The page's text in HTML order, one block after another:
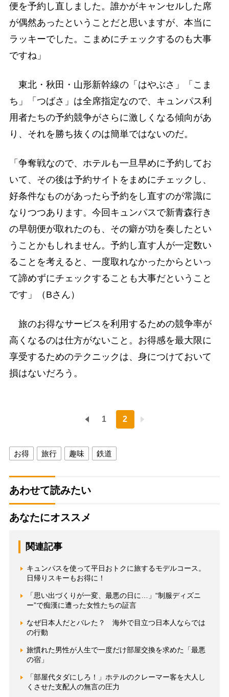
便を予約し直しました。誰かがキャンセルした席
が偶然あったということだと思いますが、本当に
ラッキーでした。こまめにチェックするのも大事
ですね」
東北・秋田・山形新幹線の「はやぶさ」「こま
ち」「つばさ」は全席指定なので、キュンパス利
用者たちの予約競争がさらに激しくなる傾向があ
り、それを勝ち抜くのは簡単ではないのだ。
「争奪戦なので、ホテルも一旦早めに予約してお
いて、その後は予約サイトをまめにチェックし、
好条件なものがあったら予約をし直すのが常識に
なりつつあります。今回キュンパスで新青森行き
の早朝便が取れたのも、その癖が功を奏したとい
うことかもしれません。予約し直す人が一定数い
ることを考えると、一度取れなかったからといっ
て諦めずにチェックすることも大事だということ
です」（Bさん）
旅のお得なサービスを利用するための競争率が
高くなるのは仕方がないこと。お得感を最大限に
享受するためのテクニックは、身につけておいて
損はないだろう。
1 2
お得 旅行 趣味 鉄道
あわせて読みたい
あなたにオススメ
関連記事
キュンパスを使って平日おトクに旅するモデルコース。
日帰りスキーもお得に！
「思い出づくりが一変、最悪の日に…」“制服ディズニ
ー”で痴漢に遭った女性たちの証言
なぜ日本人だとバレた？ 海外で目立つ日本人ならでは
の行動
旅慣れた男性が人生で一度だけ部屋交換を求めた「最悪
の宿」
「部屋代タダにしろ！」ホテルのクレーマー客を大人し
くさせた支配人の無言の圧力